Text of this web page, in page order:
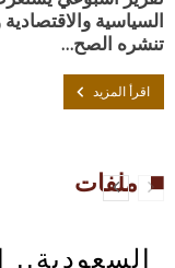
السياسية
تنشره الصح…
اقرأ المزيد
ملفات